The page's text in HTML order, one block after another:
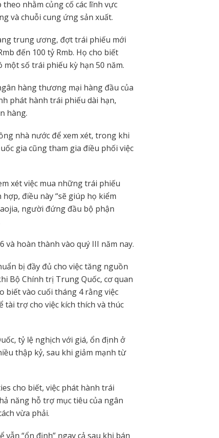
nhằm củng cố các lĩnh vực
và chuỗi cung ứng sản xuất.
trung ương, đợt trái phiếu mới
đến 100 tỷ Rmb. Họ cho biết
một số trái phiếu kỳ hạn 50 năm.
hàng thương mại hàng đầu của
phát hành trái phiếu dài hạn,
hàng.
nhà nước để xem xét, trong khi
gia cũng tham gia điều phối việc
xét việc mua những trái phiếu
điều này “sẽ giúp họ kiểm
người đứng đầu bộ phận
và hoàn thành vào quý III năm nay.
bị đầy đủ cho việc tăng nguồn
Bộ Chính trị Trung Quốc, cơ quan
biết vào cuối tháng 4 rằng việc
tài trợ cho việc kích thích và thúc
tỷ lệ nghịch với giá, ổn định ở
thập kỷ, sau khi giảm mạnh từ
cho biết, việc phát hành trái
năng hỗ trợ mục tiêu của ngân
vừa phải.
vẫn “ổn định” ngay cả sau khi bán